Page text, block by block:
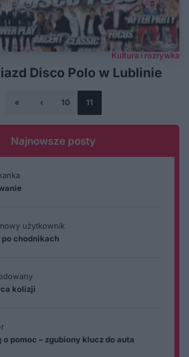
Kultura i rozrywka
Disco Polo w Lublinie
« ‹ 10 11
Najnowsze posty
użytkownik
po chodnikach
kolizji
o pomoc – zgubiony klucz do auta